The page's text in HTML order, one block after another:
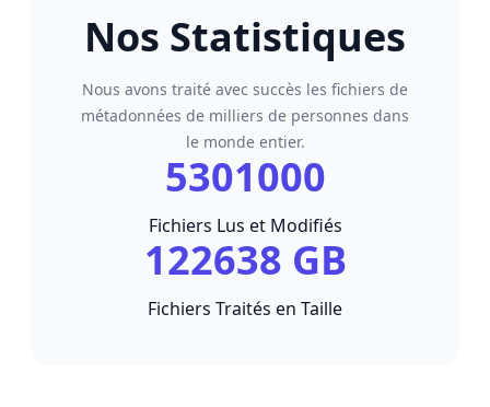
Nos Statistiques
Nous avons traité avec succès les fichiers de
métadonnées de milliers de personnes dans
le monde entier.
5301000
Fichiers Lus et Modifiés
122638 GB
Fichiers Traités en Taille